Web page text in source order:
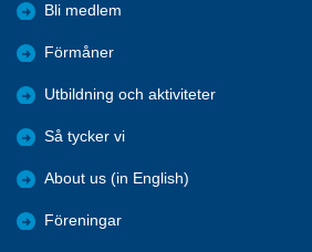
Bli medlem
Förmåner
Utbildning och aktiviteter
Så tycker vi
About us (in English)
Föreningar